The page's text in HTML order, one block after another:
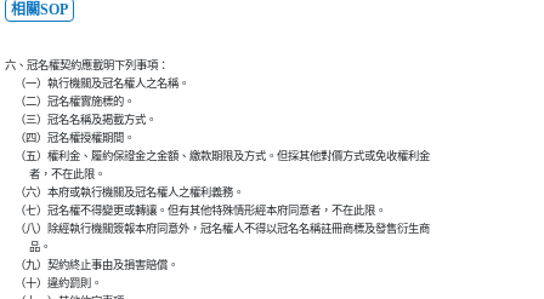
相關SOP
六、冠名權契約應載明下列事項：
    （一）執行機關及冠名權人之名稱。
    （二）冠名權實施標的。
    （三）冠名名稱及揭載方式。
    （四）冠名權授權期間。
    （五）權利金、履約保證金之金額、繳款期限及方式。但採其他對價方式或免收權利金
          者，不在此限。
    （六）本府或執行機關及冠名權人之權利義務。
    （七）冠名權不得變更或轉讓。但有其他特殊情形經本府同意者，不在此限。
    （八）除經執行機關簽報本府同意外，冠名權人不得以冠名名稱註冊商標及發售衍生商
          品。
    （九）契約終止事由及損害賠償。
    （十）違約罰則。